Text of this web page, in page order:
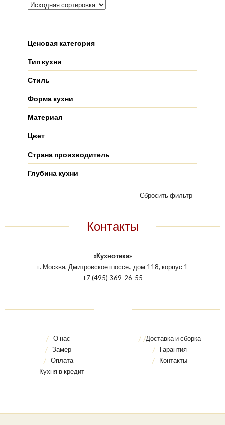
Ценовая категория
Тип кухни
Стиль
Форма кухни
Материал
Цвет
Страна производитель
Глубина кухни
Контакты
«Кухнотека»
г. Москва, Дмитровское шоссе., дом 118, корпус 1
+7 (495) 369-26-55
О нас
Замер
Оплата
Кухня в кредит
Доставка и сборка
Гарантия
Контакты